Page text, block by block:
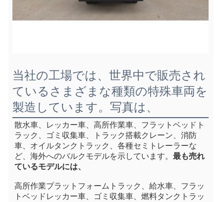
当社の工場では、世界中で販売され
ているさまざまな種類の特殊車両を
製造しています。写真は、
散水車、レッカー車、高所作業車、フラットベッドト
ラック、ゴミ収集車、トラック搭載クレーン、消防
車、オイルタンクトラック、各種セミトレーラーな
ど、海外へのバルクモデルを示しています。 最も売れ
ているモデルには、
高所作業プラットフォームトラック、給水車、フラッ
トベッドレッカー車、ゴミ収集車、燃料タンクトラッ